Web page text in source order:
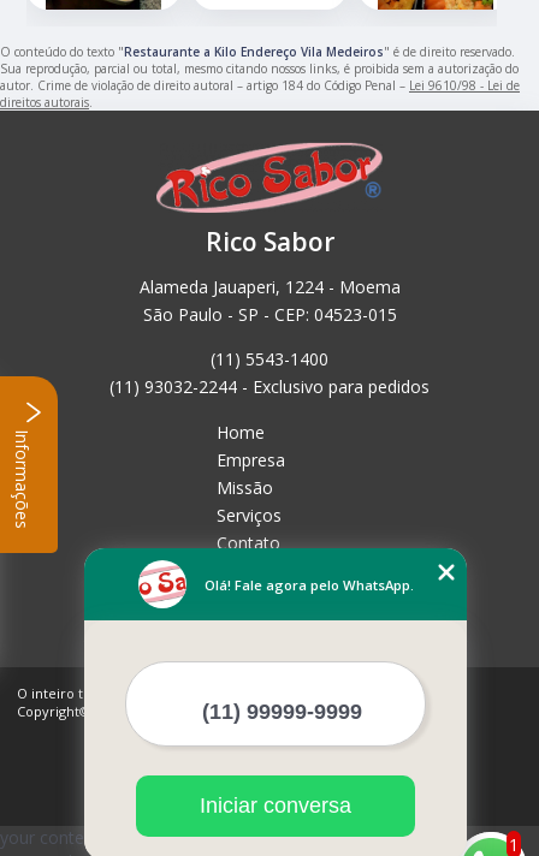
O conteúdo do texto "Restaurante a Kilo Endereço Vila Medeiros" é de direito reservado.
Sua reprodução, parcial ou total, mesmo citando nossos links, é proibida sem a autorização do
autor. Crime de violação de direito autoral – artigo 184 do Código Penal – Lei 9610/98 - Lei de
direitos autorais.
Rico Sabor
Alameda Jauaperi, 1224 - Moema
São Paulo - SP - CEP: 04523-015
(11) 5543-1400
(11) 93032-2244 - Exclusivo para pedidos
Home
Empresa
Missão
Serviços
Contato
Mais Serviços
O inteiro teor deste site está sujeito à proteção de direitos autorais.
Copyright© Rico Sabor (Lei 9610 de 19/02/1998)
1
Olá! Fale agora pelo WhatsApp.
Iniciar conversa
your content
Informações